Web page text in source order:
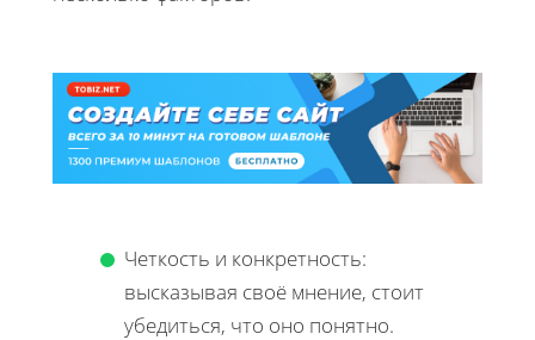
Четкость и конкретность:
высказывая своё мнение, стоит
убедиться, что оно понятно.